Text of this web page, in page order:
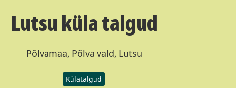
Lutsu küla talgud
Põlvamaa, Põlva vald, Lutsu
Külatalgud